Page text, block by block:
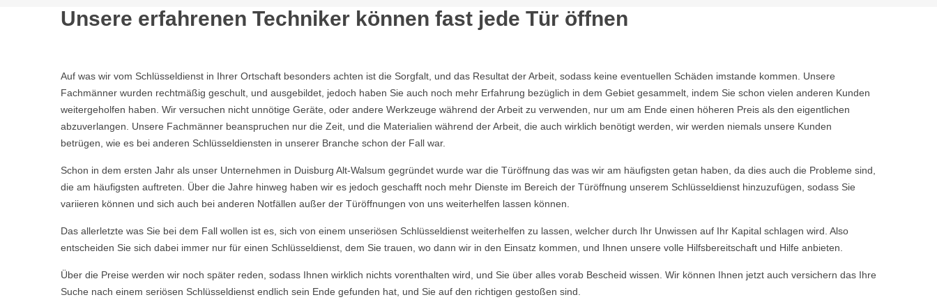
Unsere erfahrenen Techniker können fast jede Tür öffnen
Auf was wir vom Schlüsseldienst in Ihrer Ortschaft besonders achten ist die Sorgfalt, und das Resultat der Arbeit, sodass keine eventuellen Schäden imstande kommen. Unsere
Fachmänner wurden rechtmäßig geschult, und ausgebildet, jedoch haben Sie auch noch mehr Erfahrung bezüglich in dem Gebiet gesammelt, indem Sie schon vielen anderen Kunden
weitergeholfen haben. Wir versuchen nicht unnötige Geräte, oder andere Werkzeuge während der Arbeit zu verwenden, nur um am Ende einen höheren Preis als den eigentlichen
abzuverlangen. Unsere Fachmänner beanspruchen nur die Zeit, und die Materialien während der Arbeit, die auch wirklich benötigt werden, wir werden niemals unsere Kunden
betrügen, wie es bei anderen Schlüsseldiensten in unserer Branche schon der Fall war.
Schon in dem ersten Jahr als unser Unternehmen in Duisburg Alt-Walsum gegründet wurde war die Türöffnung das was wir am häufigsten getan haben, da dies auch die Probleme sind,
die am häufigsten auftreten. Über die Jahre hinweg haben wir es jedoch geschafft noch mehr Dienste im Bereich der Türöffnung unserem Schlüsseldienst hinzuzufügen, sodass Sie
variieren können und sich auch bei anderen Notfällen außer der Türöffnungen von uns weiterhelfen lassen können.
Das allerletzte was Sie bei dem Fall wollen ist es, sich von einem unseriösen Schlüsseldienst weiterhelfen zu lassen, welcher durch Ihr Unwissen auf Ihr Kapital schlagen wird. Also
entscheiden Sie sich dabei immer nur für einen Schlüsseldienst, dem Sie trauen, wo dann wir in den Einsatz kommen, und Ihnen unsere volle Hilfsbereitschaft und Hilfe anbieten.
Über die Preise werden wir noch später reden, sodass Ihnen wirklich nichts vorenthalten wird, und Sie über alles vorab Bescheid wissen. Wir können Ihnen jetzt auch versichern das Ihre
Suche nach einem seriösen Schlüsseldienst endlich sein Ende gefunden hat, und Sie auf den richtigen gestoßen sind.